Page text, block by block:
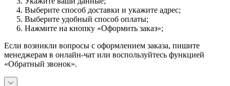
Выберите способ доставки и укажите адрес;
Выберите удобный способ оплаты;
Нажмите на кнопку «Оформить заказ»;
Если возникли вопросы с оформлением заказа, пишите
менеджерам в онлайн-чат или воспользуйтесь функцией
«Обратный звонок».